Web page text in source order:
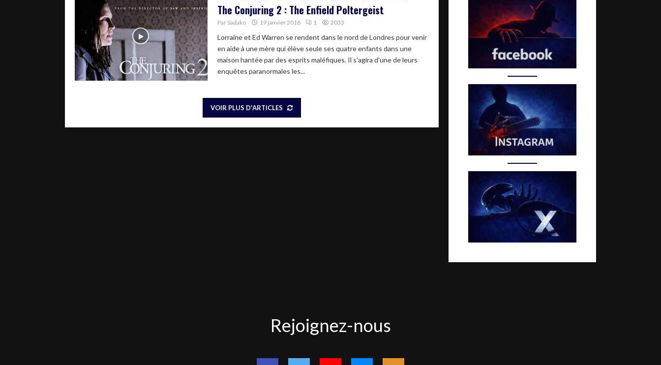
The Conjuring 2 : The Enfield Poltergeist
Par Sadako 19 janvier 2016 1 2033
Lorraine et Ed Warren se rendent dans le nord de Londres pour venir
en aide à une mère qui élève seule ses quatre enfants dans une
maison hantée par des esprits maléfiques. Il s'agira d'une de leurs
enquêtes paranormales les...
VOIR PLUS D'ARTICLES
nous
Rejoignez-nous